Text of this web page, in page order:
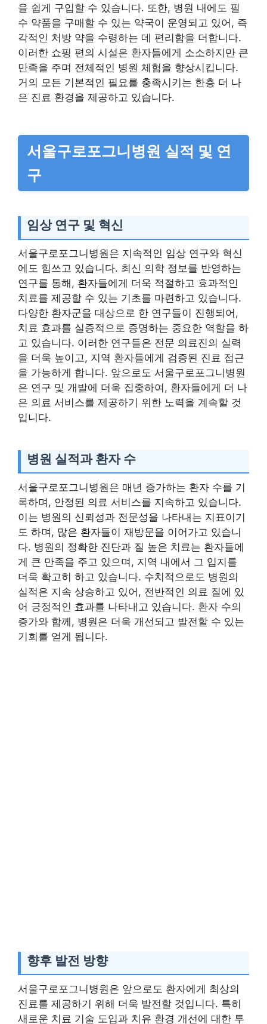
을 쉽게 구입할 수 있습니다. 또한, 병원 내에도 필
수 약품을 구매할 수 있는 약국이 운영되고 있어, 즉
각적인 처방 약을 수령하는 데 편리함을 더합니다.
이러한 쇼핑 편의 시설은 환자들에게 소소하지만 큰
만족을 주며 전체적인 병원 체험을 향상시킵니다.
거의 모든 기본적인 필요를 충족시키는 한층 더 나
은 진료 환경을 제공하고 있습니다.
서울구로포그니병원 실적 및 연
구
임상 연구 및 혁신
서울구로포그니병원은 지속적인 임상 연구와 혁신
에도 힘쓰고 있습니다. 최신 의학 정보를 반영하는
연구를 통해, 환자들에게 더욱 적절하고 효과적인
치료를 제공할 수 있는 기초를 마련하고 있습니다.
다양한 환자군을 대상으로 한 연구들이 진행되어,
치료 효과를 실증적으로 증명하는 중요한 역할을 하
고 있습니다. 이러한 연구들은 전문 의료진의 실력
을 더욱 높이고, 지역 환자들에게 검증된 진료 접근
을 가능하게 합니다. 앞으로도 서울구로포그니병원
은 연구 및 개발에 더욱 집중하여, 환자들에게 더 나
은 의료 서비스를 제공하기 위한 노력을 계속할 것
입니다.
병원 실적과 환자 수
서울구로포그니병원은 매년 증가하는 환자 수를 기
록하며, 안정된 의료 서비스를 지속하고 있습니다.
이는 병원의 신뢰성과 전문성을 나타내는 지표이기
도 하며, 많은 환자들이 재방문을 이어가고 있습니
다. 병원의 정확한 진단과 질 높은 치료는 환자들에
게 큰 만족을 주고 있으며, 지역 내에서 그 입지를
더욱 확고히 하고 있습니다. 수치적으로도 병원의
실적은 지속 상승하고 있어, 전반적인 의료 질에 있
어 긍정적인 효과를 나타내고 있습니다. 환자 수의
증가와 함께, 병원은 더욱 개선되고 발전할 수 있는
기회를 얻게 됩니다.
향후 발전 방향
서울구로포그니병원은 앞으로도 환자에게 최상의
진료를 제공하기 위해 더욱 발전할 것입니다. 특히
새로운 치료 기술 도입과 치유 환경 개선에 대한 투